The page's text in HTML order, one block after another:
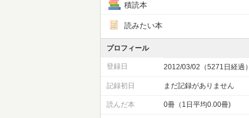
積読本
読みたい本
プロフィール
登録日 2012/03/02（5271日経過）
記録初日 まだ記録がありません
読んだ本 0冊（1日平均0.00冊)